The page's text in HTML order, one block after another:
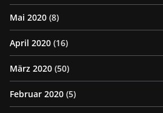
Mai 2020 (8)
April 2020 (16)
März 2020 (50)
Februar 2020 (5)